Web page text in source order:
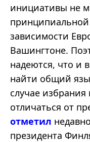
инициативы не
зависимости
Вашингтоне.
надеются, что и
найти общий
случае избрания
отличаться от
отметил
президента